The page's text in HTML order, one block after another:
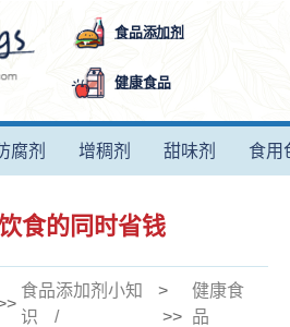
食品添加剂
健康食品
腐剂 增稠剂 甜味剂 食用
食的同时省钱
食品添加剂小知
识
>
>>
健康食
品